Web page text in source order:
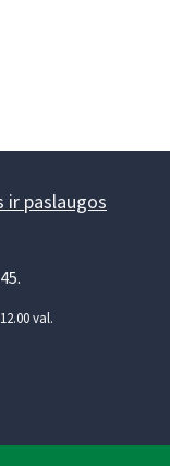
ir paslaugos
val.